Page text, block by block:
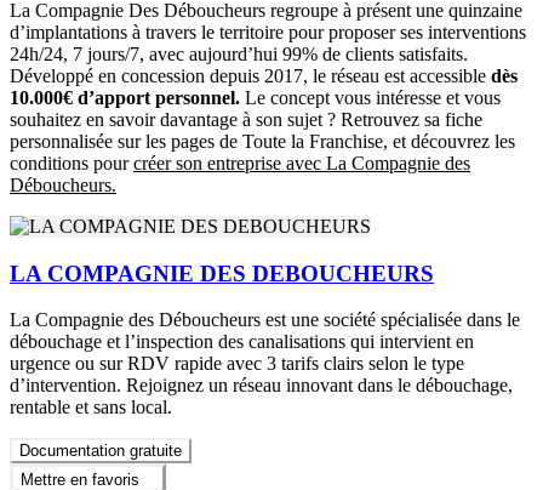
La Compagnie Des Déboucheurs regroupe à présent une quinzaine
d’implantations à travers le territoire pour proposer ses interventions
24h/24, 7 jours/7, avec aujourd’hui 99% de clients satisfaits.
Développé en concession depuis 2017, le réseau est accessible dès
10.000€ d’apport personnel. Le concept vous intéresse et vous
souhaitez en savoir davantage à son sujet ? Retrouvez sa fiche
personnalisée sur les pages de Toute la Franchise, et découvrez les
conditions pourcréer son entreprise avec La Compagnie des
Déboucheurs.
LA COMPAGNIE DES DEBOUCHEURS
La Compagnie des Déboucheurs est une société spécialisée dans le
débouchage et l’inspection des canalisations qui intervient en
urgence ou sur RDV rapide avec 3 tarifs clairs selon le type
d’intervention. Rejoignez un réseau innovant dans le débouchage,
rentable et sans local.
Documentation gratuite
Mettre en favoris